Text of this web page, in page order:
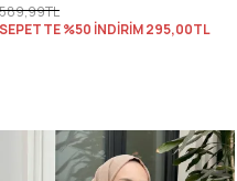
589,99TL
SEPETTE %50 İNDİRİM295,00TL